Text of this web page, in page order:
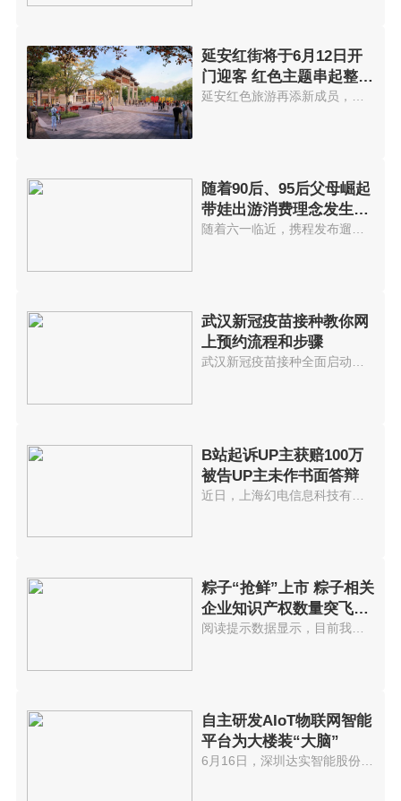
延安红街将于6月12日开
门迎客 红色主题串起整个
街区
随着90后、95后父母崛起
带娃出游消费理念发生变
化
随着六一临近，携程发布遛娃出游...
武汉新冠疫苗接种教你网
上预约流程和步骤
武汉新冠疫苗接种全面启动网上预...
B站起诉UP主获赔100万
被告UP主未作书面答辩
粽子“抢鲜”上市 粽子相关
企业知识产权数量突飞猛
进
自主研发AIoT物联网智能
平台为大楼装“大脑”